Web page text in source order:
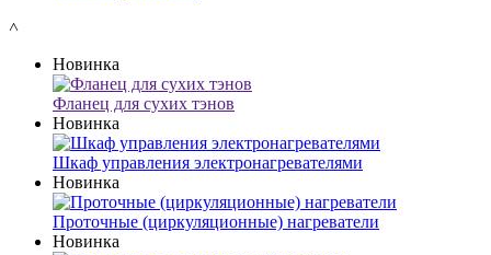
˄
Новинка
Фланец для сухих тэнов
Новинка
Шкаф управления электронагревателями
Новинка
Проточные (циркуляционные) нагреватели
Новинка